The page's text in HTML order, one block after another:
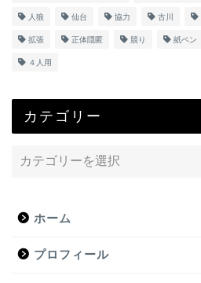
人狼 仙台 協力 古川
拡張 正体隠匿 競り 紙ペン
４人用
カテゴリー
ホーム
プロフィール